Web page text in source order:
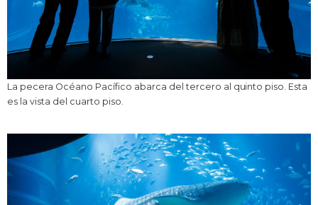
La pecera Océano Pacífico abarca del tercero al quinto piso. Esta
es la vista del cuarto piso.